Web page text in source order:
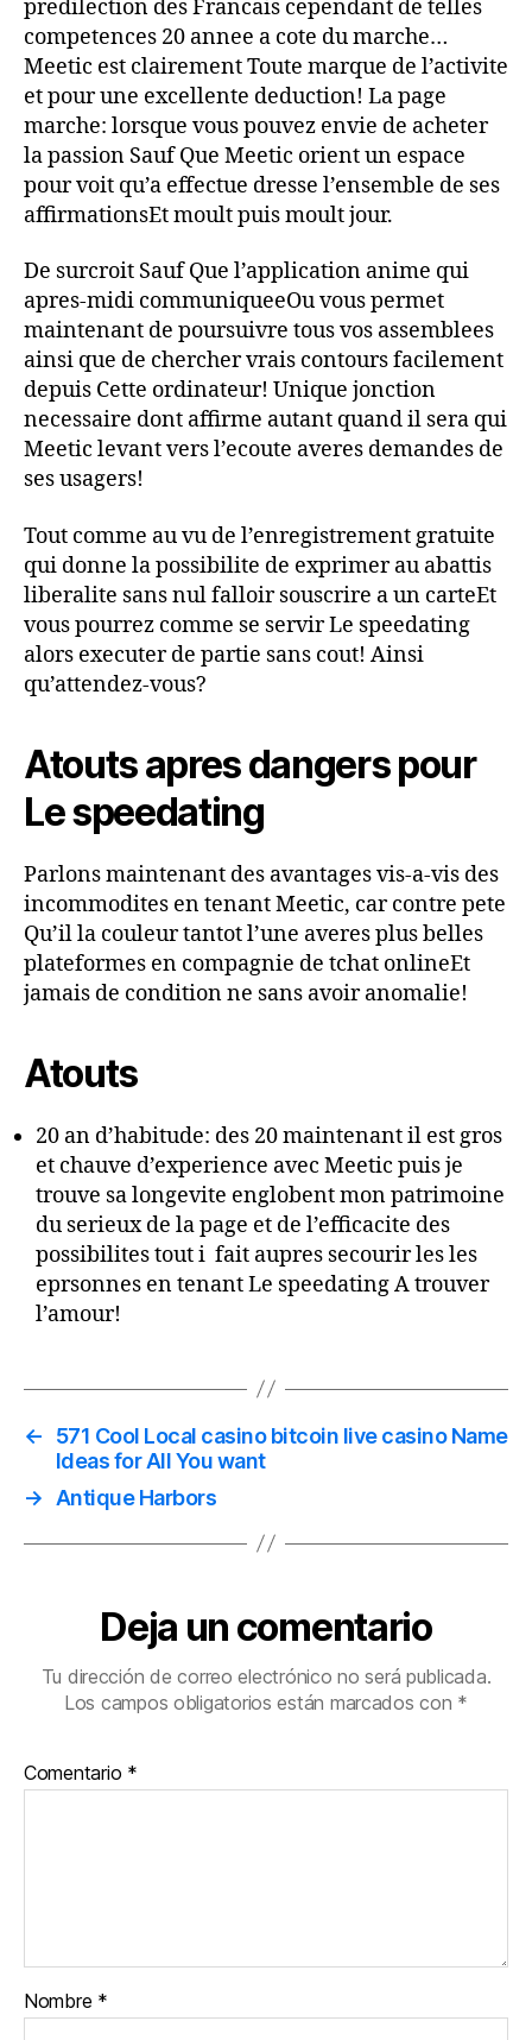
predilection des Francais cependant de telles
competences 20 annee a cote du marche…
Meetic est clairement Toute marque de l’activite
et pour une excellente deduction! La page
marche: lorsque vous pouvez envie de acheter
la passion Sauf Que Meetic orient un espace
pour voit qu’a effectue dresse l’ensemble de ses
affirmationsEt moult puis moult jour.
De surcroit Sauf Que l’application anime qui
apres-midi communiqueeOu vous permet
maintenant de poursuivre tous vos assemblees
ainsi que de chercher vrais contours facilement
depuis Cette ordinateur! Unique jonction
necessaire dont affirme autant quand il sera qui
Meetic levant vers l’ecoute averes demandes de
ses usagers!
Tout comme au vu de l’enregistrement gratuite
qui donne la possibilite de exprimer au abattis
liberalite sans nul falloir souscrire a un carteEt
vous pourrez comme se servir Le speedating
alors executer de partie sans cout! Ainsi
qu’attendez-vous?
Atouts apres dangers pour
Le speedating
Parlons maintenant des avantages vis-a-vis des
incommodites en tenant Meetic, car contre pete
Qu’il la couleur tantot l’une averes plus belles
plateformes en compagnie de tchat onlineEt
jamais de condition ne sans avoir anomalie!
Atouts
20 an d’habitude: des 20 maintenant il est gros
et chauve d’experience avec Meetic puis je
trouve sa longevite englobent mon patrimoine
du serieux de la page et de l’efficacite des
possibilites tout i fait aupres secourir les les
eprsonnes en tenant Le speedating A trouver
l’amour!
←
571 Cool Local casino bitcoin live casino Name
Ideas for All You want
→ Antique Harbors
Deja un comentario
Tu dirección de correo electrónico no será publicada.
Los campos obligatorios están marcados con *
Comentario *
Nombre *